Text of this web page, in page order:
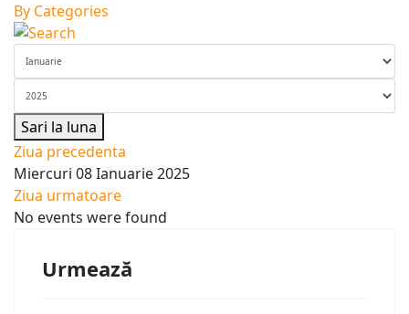
By Categories
Sari la luna
Ziua precedenta
Miercuri 08 Ianuarie 2025
Ziua urmatoare
No events were found
Urmează